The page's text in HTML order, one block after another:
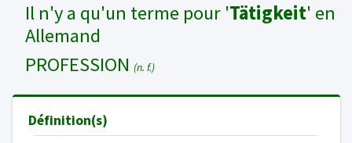
Il n'y a qu'un terme pour 'Tätigkeit' en
Allemand
PROFESSION (n. f.)
Définition(s)